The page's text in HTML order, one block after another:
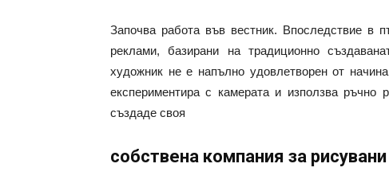
Започва работа във вестник. Впоследствие в
реклами, базирани на традиционно
художник не е напълно удовлетворен от
експериментира с камерата и използва
създаде своя
собствена компания за